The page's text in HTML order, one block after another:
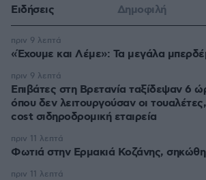
Ειδήσεις Δημοφιλή
«Έχουμε και Λέμε»: Τα μεγάλα
πριν 9 λεπτά
Επιβάτες στη Βρετανία ταξίδεψαν 6
όπου δεν λειτουργούσαν οι
cost σιδηροδρομική εταιρεία
πριν 9 λεπτά
Φωτιά στην Ερμακιά Κοζάνης,
πριν 11 λεπτά
πριν 11 λεπτά